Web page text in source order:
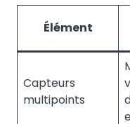
Élément
Capteurs
multipoints